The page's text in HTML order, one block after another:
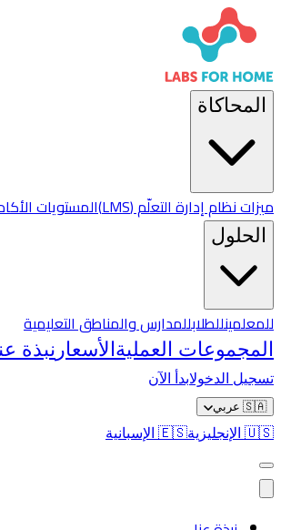
المحاكاة
ميزات نظام إدارة التعلّم (LMS) المستويات
الحلول
للمعلمينللطلابللمدارس والمناطق التعليمية
المجموعات العمليةالأسعار نبذة
تسجيل الدخولابدأ الآن
🇸🇦 عربي
🇺🇸 الإنجليزية🇪🇸 الإسبانية